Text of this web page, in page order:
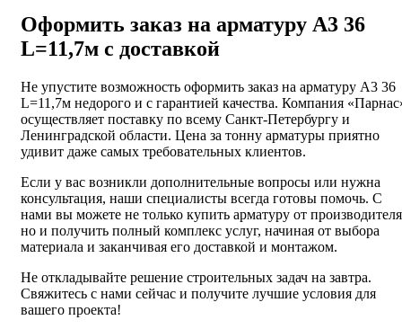
Оформить заказ на арматуру А3 36
L=11,7м с доставкой
Не упустите возможность оформить заказ на арматуру А3 36
L=11,7м недорого и с гарантией качества. Компания
осуществляет поставку по всему Санкт-Петербургу и
Ленинградской области. Цена за тонну арматуры приятно
удивит даже самых требовательных клиентов.
Если у вас возникли дополнительные вопросы или нужна
консультация, наши специалисты всегда готовы помочь. С
нами вы можете не только купить арматуру от
но и получить полный комплекс услуг, начиная от выбора
материала и заканчивая его доставкой и монтажом.
Не откладывайте решение строительных задач на завтра.
Свяжитесь с нами сейчас и получите лучшие условия для
вашего проекта!